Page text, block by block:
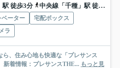
駅 徒歩3分
中央線「千種」駅 徒歩11分
ベーター
宅配ボックス
ラ
、住み心地も快適な「プレサンス
新着情報：プレサンスTHE... もっと見